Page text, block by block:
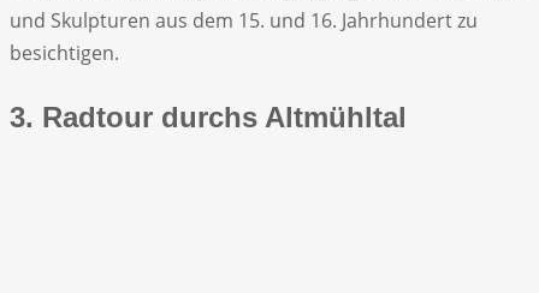
und Skulpturen aus dem 15. und 16. Jahrhundert zu
besichtigen.
3. Radtour durchs Altmühltal